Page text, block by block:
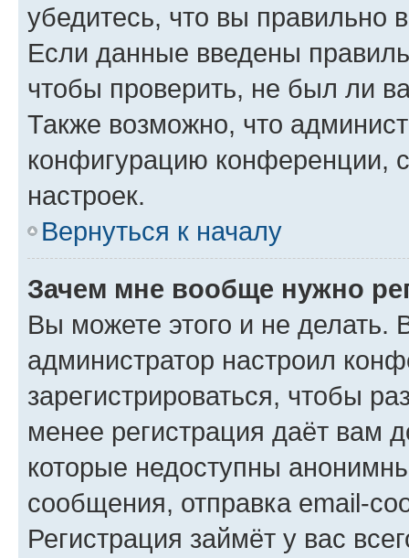
убедитесь, что вы правильно
Если данные введены
чтобы проверить, не был ли
Также возможно, что
конфигурацию конференции,
настроек.
Вернуться к началу
Зачем мне вообще нужно
Вы можете этого и не делать.
администратор настроил
зарегистрироваться, чтобы
менее регистрация даёт вам
которые недоступны
сообщения, отправка email-
Регистрация займёт у вас